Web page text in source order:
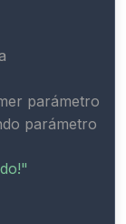
parámetro
parámetro
!"